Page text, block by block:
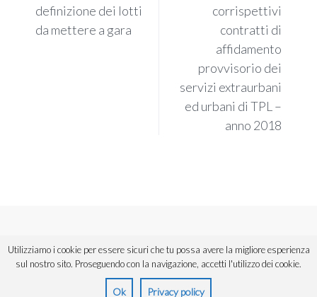
definizione dei lotti
da mettere a gara
corrispettivi
contratti di
affidamento
provvisorio dei
servizi extraurbani
ed urbani di TPL –
anno 2018
Powered byUrios,divisione di Informatica Commerciale Spa.
Utilizziamo i cookie per essere sicuri che tu possa avere la migliore esperienza
sul nostro sito. Proseguendo con la navigazione, accetti l'utilizzo dei cookie.
Ok Privacy policy